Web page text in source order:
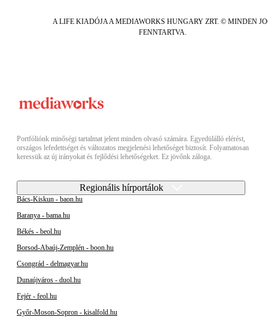
A LIFE KIADÓJA A MEDIAWORKS HUNGARY ZRT. © MINDEN
FENNTARTVA.
Portfóliónk minőségi tartalmat jelent minden olvasó számára. Egyedülálló elérést,
országos lefedettséget és változatos megjelenési lehetőséget biztosít. Folyamatosan
keressük az új irányokat és fejlődési lehetőségeket. Ez jövőnk záloga.
Regionális hírportálok
Bács-Kiskun - baon.hu
Baranya - bama.hu
Békés - beol.hu
Borsod-Abaúj-Zemplén - boon.hu
Csongrád - delmagyar.hu
Dunaújváros - duol.hu
Fejér - feol.hu
Győr-Moson-Sopron - kisalfold.hu